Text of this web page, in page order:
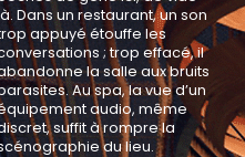
Dans un restaurant, un son
appuyé étouffe les
; trop effacé, il
la salle aux bruits
Au spa, la vue d’un
audio, même
suffit à rompre la
du lieu.